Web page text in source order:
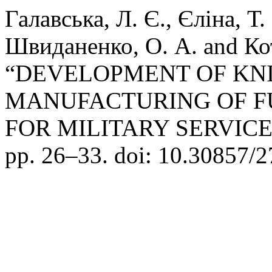
Галавська, Л. Є., Єліна,
Швиданенко, О. А. and
“DEVELOPMENT OF
MANUFACTURING OF
FOR MILITARY
pp. 26–33. doi: 10.30857/